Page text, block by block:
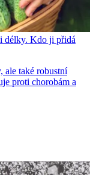
délky. Kdo ji přidá
ale také robustní
proti chorobám a